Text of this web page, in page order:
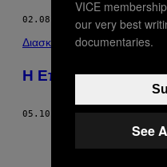
02.08.17 LULA
Διασκέδαση
Η Επανάσταση του
05.10.16 ΚΕΊΜΕΝΟLULA
VICE
our very best
documentaries.
See